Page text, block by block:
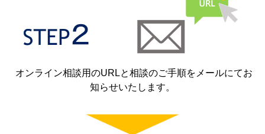
オンライン相談用のURLと相談のご手順をメールにてお
知らせいたします。